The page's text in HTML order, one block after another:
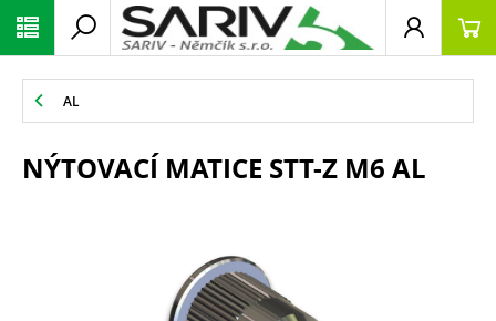
AL
NÝTOVACÍ MATICE STT-Z M6 AL